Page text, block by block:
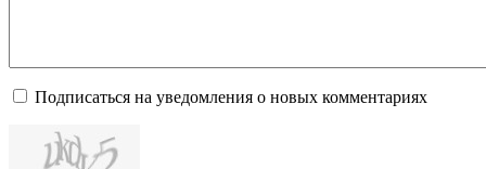
Подписаться на уведомления о новых комментариях